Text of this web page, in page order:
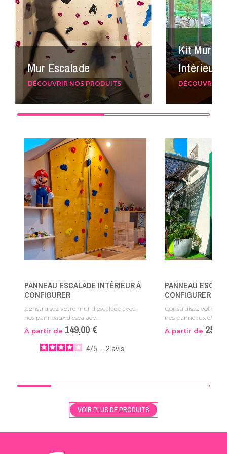
Mur Escalade
DÉCOUVRIR NOS PRODUITS
Kit Mur
Intérieur
DÉCOUVRIR
PANNEAU ESCALADE INTÉRIEUR À
CONFIGURER
Construisez votre mur d’escalade avec
nos panneaux d'escalade...
À partir de 149,00 €
4/5 - 2 avis
PANNEAU
CONFIGURER
Construisez votre
nos panneaux
À partir de
VOIR PLUS DE PRODUITS